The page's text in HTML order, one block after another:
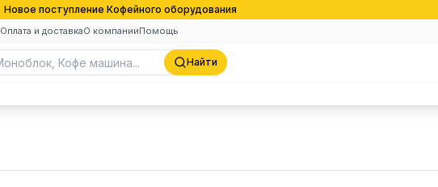
Новое поступление Кофейного оборудования
Оплата и доставкаО компанииПомощь
Найти